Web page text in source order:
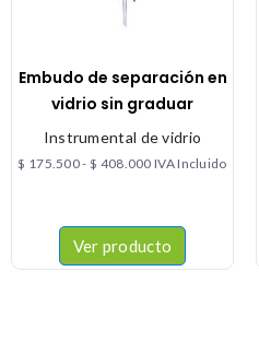
Embudo de separación en
vidrio sin graduar
Instrumental de vidrio
$ 175.500- $ 408.000 IVA Incluido
Ver producto